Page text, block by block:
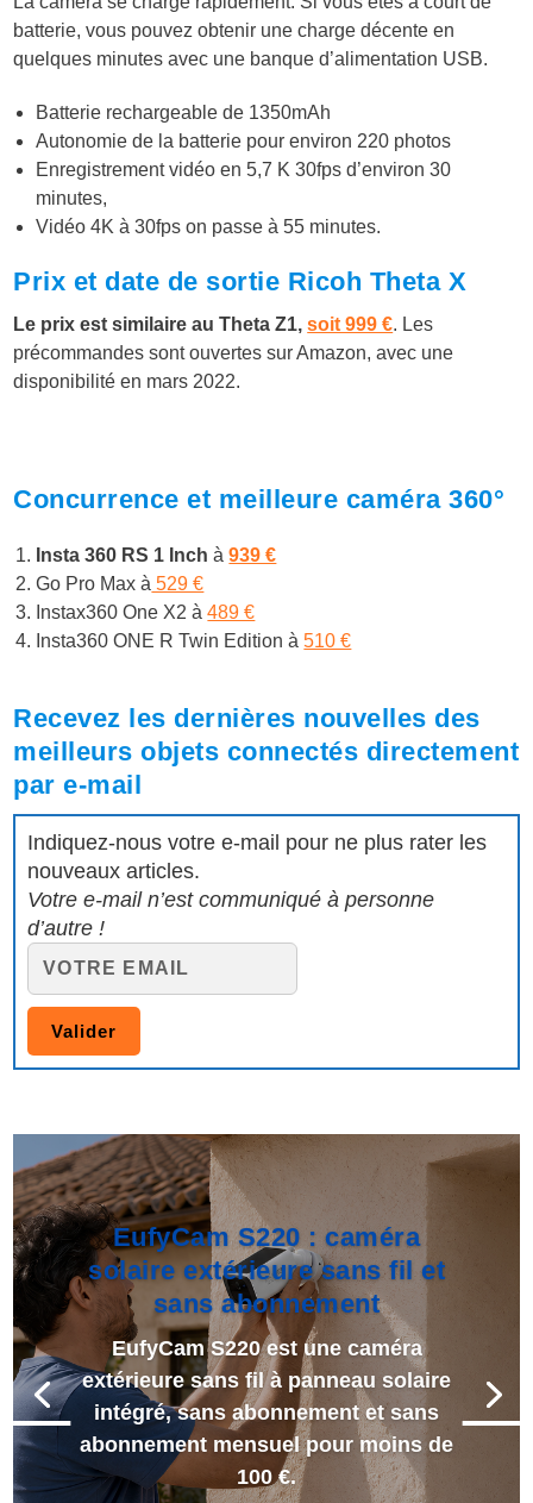
batterie, vous pouvez obtenir une charge décente en
quelques minutes avec une banque d’alimentation USB.
Batterie rechargeable de 1350mAh
Autonomie de la batterie pour environ 220 photos
Enregistrement vidéo en 5,7 K 30fps d’environ 30
minutes,
Vidéo 4K à 30fps on passe à 55 minutes.
Prix et date de sortie Ricoh Theta X
Le prix est similaire au Theta Z1,soit 999 €. Les
précommandes sont ouvertes sur Amazon, avec une
disponibilité en mars 2022.
Concurrence et meilleure caméra 360°
Insta 360 RS 1 Inch à939 €
Go Pro Max à 529 €
Instax360 One X2 à489 €
Insta360 ONE R Twin Edition à510 €
Recevez les dernières nouvelles des
meilleurs objets connectés directement
par e-mail
Indiquez-nous votre e-mail pour ne plus rater les
nouveaux articles.
Votre e-mail n’est communiqué à personne
d’autre !
EufyCam S220 : caméra
solaire extérieure sans fil et
sans abonnement
EufyCam S220 est une caméra
extérieure sans fil à panneau solaire
intégré, sans abonnement et sans
abonnement mensuel pour moins de
100 €.